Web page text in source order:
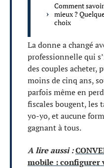
Comment
mieux ?
choix
La donne a changé
professionnelle qui
des couples acheter,
moins de cinq ans,
parfois même en
fiscales bougent, les
yo-yo, et aucune
gagnant à tous.
A lire aussi :
mobile : configurer